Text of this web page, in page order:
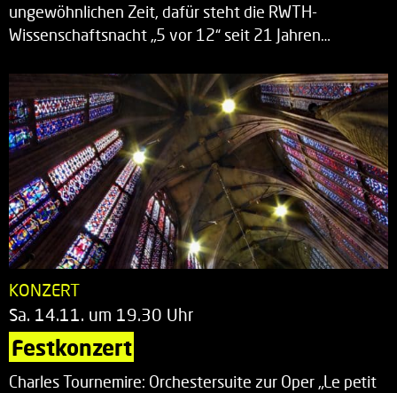
ungewöhnlichen Zeit, dafür steht die RWTH-
Wissenschaftsnacht „5 vor 12“ seit 21 Jahren…
KONZERT
Sa. 14.11. um 19.30 Uhr
Festkonzert
Charles Tournemire: Orchestersuite zur Oper „Le petit